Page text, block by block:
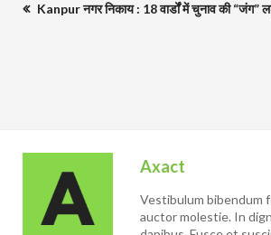
Kanpur नगर निकाय : 18 वार्डों में चुनाव की “जंग”
Axact
Vestibulum bibendum
auctor molestie. In